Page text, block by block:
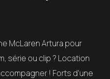
McLaren Artura pour
série ou clip ? Location
! Forts d'une